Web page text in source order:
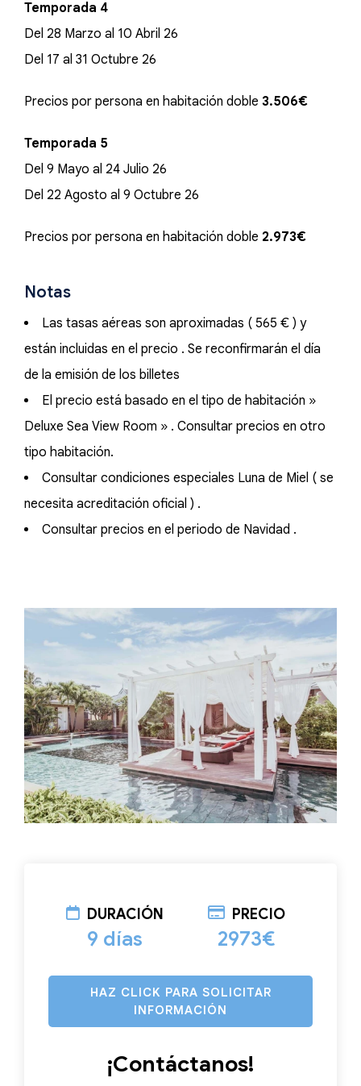
Temporada 4
Del 28 Marzo al 10 Abril 26
Del 17 al 31 Octubre 26
Precios por persona en habitación doble 3.506€
Temporada 5
Del 9 Mayo al 24 Julio 26
Del 22 Agosto al 9 Octubre 26
Precios por persona en habitación doble 2.973€
Notas
Las tasas aéreas son aproximadas ( 565 € ) y
están incluidas en el precio . Se reconfirmarán el día
de la emisión de los billetes
El precio está basado en el tipo de habitación »
Deluxe Sea View Room » . Consultar precios en otro
tipo habitación.
Consultar condiciones especiales Luna de Miel ( se
necesita acreditación oficial ) .
Consultar precios en el periodo de Navidad .
DURACIÓN
9 días
PRECIO
2973€
HAZ CLICK PARA SOLICITAR
INFORMACIÓN
¡Contáctanos!